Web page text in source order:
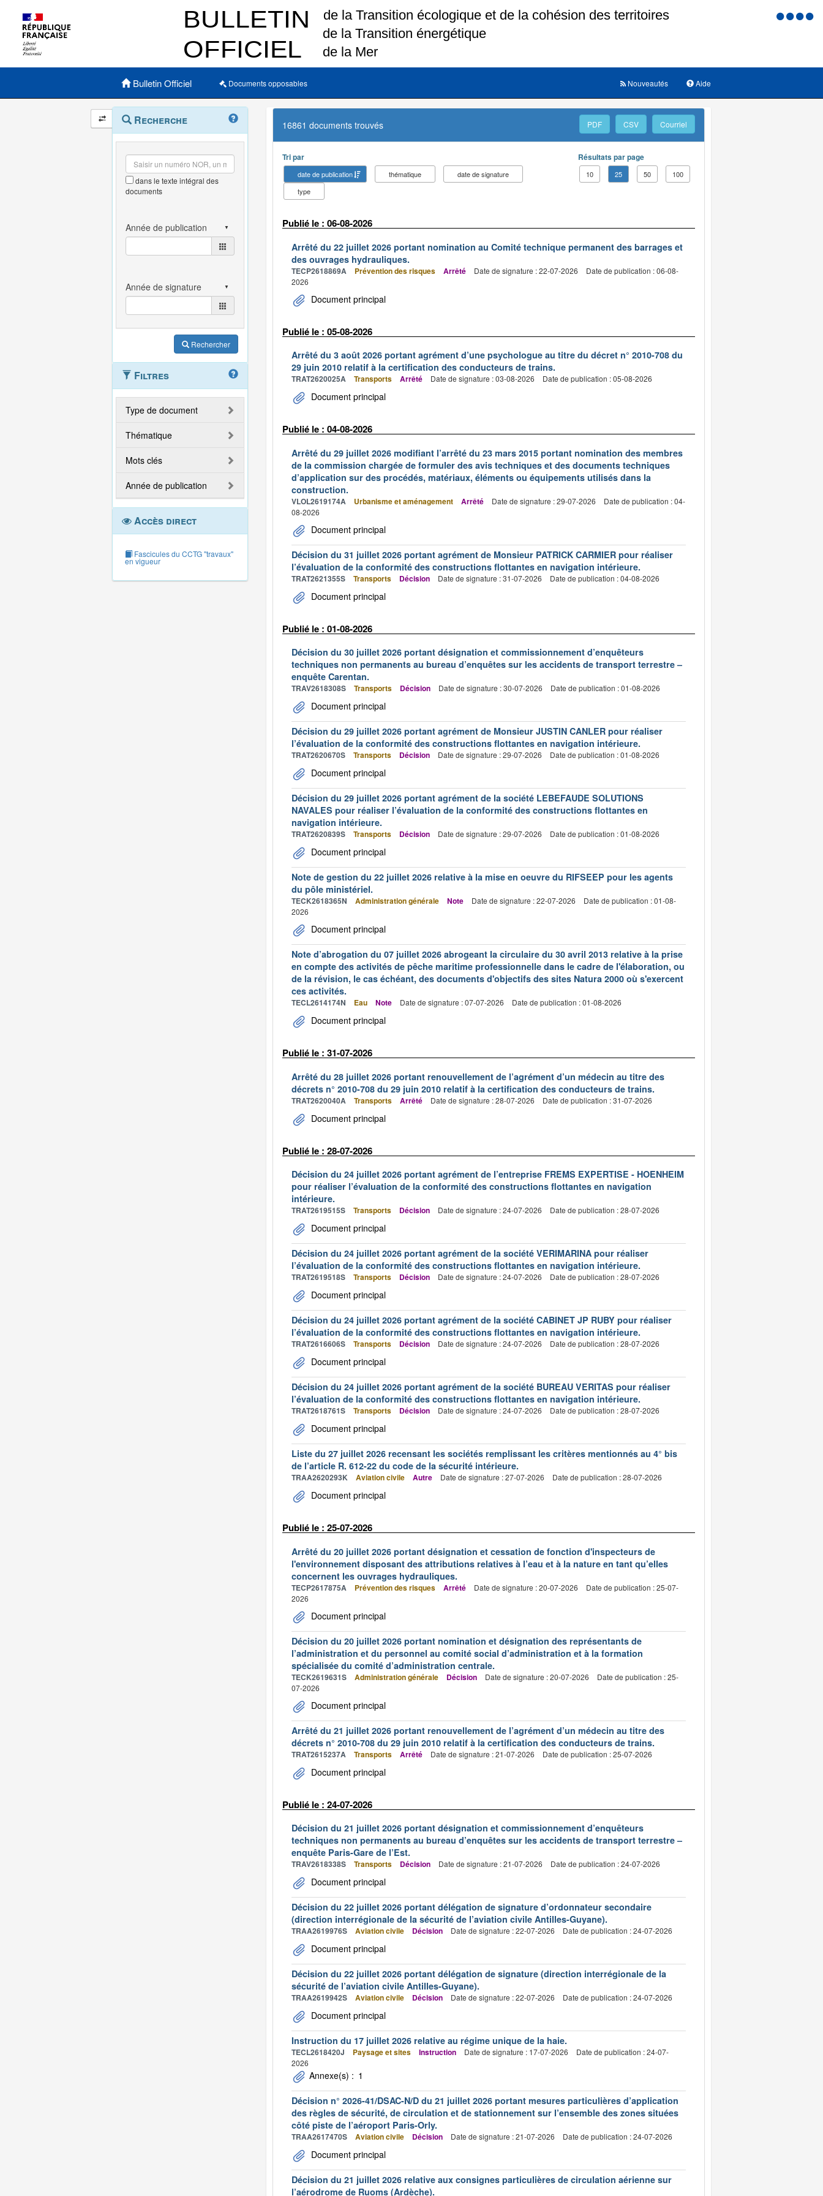
Menu
Menu principal
Bulletin Officiel Documents opposables Aide
Nouveautés
Navigation
et
outils
annexes
Menu
contextuel
Recherche
dans le texte intégral des
documents
Rechercher
Filtres
Type de document
Thématique
Mots clés
Année de publication
Accès direct
Fascicules du CCTG "travaux"
en vigueur
16861 documents trouvés PDF CSV Courriel
Tri par
date de publication thématique
date de signature
type
Résultats par page
10 25 50 100
Publié le : 06-08-2026
Arrêté du 22 juillet 2026 portant nomination au Comité technique permanent des barrages et
des ouvrages hydrauliques.
TECP2618869A Prévention des risques Arrêté Date de signature : 22-07-2026
Date de publication : 06-08-
2026
Document principal
Publié le : 05-08-2026
Arrêté du 3 août 2026 portant agrément d’une psychologue au titre du décret n° 2010-708 du
29 juin 2010 relatif à la certification des conducteurs de trains.
TRAT2620025A Transports Arrêté Date de signature : 03-08-2026 Date de publication : 05-08-2026
Document principal
Publié le : 04-08-2026
Arrêté du 29 juillet 2026 modifiant l’arrêté du 23 mars 2015 portant nomination des membres
de la commission chargée de formuler des avis techniques et des documents techniques
d’application sur des procédés, matériaux, éléments ou équipements utilisés dans la
construction.
VLOL2619174A Urbanisme et aménagement Arrêté Date de signature : 29-07-2026
Date de publication : 04-
08-2026
Document principal
Décision du 31 juillet 2026 portant agrément de Monsieur PATRICK CARMIER pour réaliser
l’évaluation de la conformité des constructions flottantes en navigation intérieure.
TRAT2621355S Transports Décision Date de signature : 31-07-2026 Date de publication : 04-08-2026
Document principal
Publié le : 01-08-2026
Décision du 30 juillet 2026 portant désignation et commissionnement d’enquêteurs
techniques non permanents au bureau d’enquêtes sur les accidents de transport terrestre –
enquête Carentan.
TRAV2618308S Transports Décision Date de signature : 30-07-2026 Date de publication : 01-08-2026
Document principal
Décision du 29 juillet 2026 portant agrément de Monsieur JUSTIN CANLER pour réaliser
l’évaluation de la conformité des constructions flottantes en navigation intérieure.
TRAT2620670S Transports Décision Date de signature : 29-07-2026 Date de publication : 01-08-2026
Document principal
Décision du 29 juillet 2026 portant agrément de la société LEBEFAUDE SOLUTIONS
NAVALES pour réaliser l’évaluation de la conformité des constructions flottantes en
navigation intérieure.
TRAT2620839S Transports Décision Date de signature : 29-07-2026 Date de publication : 01-08-2026
Document principal
Note de gestion du 22 juillet 2026 relative à la mise en oeuvre du RIFSEEP pour les agents
du pôle ministériel.
TECK2618365N Administration générale Note Date de signature : 22-07-2026
Date de publication : 01-08-
2026
Document principal
Note d’abrogation du 07 juillet 2026 abrogeant la circulaire du 30 avril 2013 relative à la prise
en compte des activités de pêche maritime professionnelle dans le cadre de l'élaboration, ou
de la révision, le cas échéant, des documents d'objectifs des sites Natura 2000 où s'exercent
ces activités.
TECL2614174N Eau Note Date de signature : 07-07-2026 Date de publication : 01-08-2026
Document principal
Publié le : 31-07-2026
Arrêté du 28 juillet 2026 portant renouvellement de l’agrément d’un médecin au titre des
décrets n° 2010-708 du 29 juin 2010 relatif à la certification des conducteurs de trains.
TRAT2620040A Transports Arrêté Date de signature : 28-07-2026 Date de publication : 31-07-2026
Document principal
Publié le : 28-07-2026
Décision du 24 juillet 2026 portant agrément de l’entreprise FREMS EXPERTISE - HOENHEIM
pour réaliser l’évaluation de la conformité des constructions flottantes en navigation
intérieure.
TRAT2619515S Transports Décision Date de signature : 24-07-2026 Date de publication : 28-07-2026
Document principal
Décision du 24 juillet 2026 portant agrément de la société VERIMARINA pour réaliser
l’évaluation de la conformité des constructions flottantes en navigation intérieure.
TRAT2619518S Transports Décision Date de signature : 24-07-2026 Date de publication : 28-07-2026
Document principal
Décision du 24 juillet 2026 portant agrément de la société CABINET JP RUBY pour réaliser
l’évaluation de la conformité des constructions flottantes en navigation intérieure.
TRAT2616606S Transports Décision Date de signature : 24-07-2026 Date de publication : 28-07-2026
Document principal
Décision du 24 juillet 2026 portant agrément de la société BUREAU VERITAS pour réaliser
l’évaluation de la conformité des constructions flottantes en navigation intérieure.
TRAT2618761S Transports Décision Date de signature : 24-07-2026 Date de publication : 28-07-2026
Document principal
Liste du 27 juillet 2026 recensant les sociétés remplissant les critères mentionnés au 4° bis
de l’article R. 612-22 du code de la sécurité intérieure.
TRAA2620293K Aviation civile Autre Date de signature : 27-07-2026 Date de publication : 28-07-2026
Document principal
Publié le : 25-07-2026
Arrêté du 20 juillet 2026 portant désignation et cessation de fonction d'inspecteurs de
l'environnement disposant des attributions relatives à l’eau et à la nature en tant qu’elles
concernent les ouvrages hydrauliques.
TECP2617875A Prévention des risques Arrêté Date de signature : 20-07-2026
Date de publication : 25-07-
2026
Document principal
Décision du 20 juillet 2026 portant nomination et désignation des représentants de
l’administration et du personnel au comité social d’administration et à la formation
spécialisée du comité d’administration centrale.
TECK2619631S Administration générale Décision Date de signature : 20-07-2026
Date de publication : 25-
07-2026
Document principal
Arrêté du 21 juillet 2026 portant renouvellement de l’agrément d’un médecin au titre des
décrets n° 2010-708 du 29 juin 2010 relatif à la certification des conducteurs de trains.
TRAT2615237A Transports Arrêté Date de signature : 21-07-2026 Date de publication : 25-07-2026
Document principal
Publié le : 24-07-2026
Décision du 21 juillet 2026 portant désignation et commissionnement d’enquêteurs
techniques non permanents au bureau d’enquêtes sur les accidents de transport terrestre –
enquête Paris-Gare de l’Est.
TRAV2618338S Transports Décision Date de signature : 21-07-2026 Date de publication : 24-07-2026
Document principal
Décision du 22 juillet 2026 portant délégation de signature d’ordonnateur secondaire
(direction interrégionale de la sécurité de l’aviation civile Antilles-Guyane).
TRAA2619976S Aviation civile Décision Date de signature : 22-07-2026 Date de publication : 24-07-2026
Document principal
Décision du 22 juillet 2026 portant délégation de signature (direction interrégionale de la
sécurité de l’aviation civile Antilles-Guyane).
TRAA2619942S Aviation civile Décision Date de signature : 22-07-2026 Date de publication : 24-07-2026
Document principal
Instruction du 17 juillet 2026 relative au régime unique de la haie.
TECL2618420J Paysage et sites Instruction Date de signature : 17-07-2026
Date de publication : 24-07-
2026
Annexe(s) : 1
Décision n° 2026-41/DSAC-N/D du 21 juillet 2026 portant mesures particulières d’application
des règles de sécurité, de circulation et de stationnement sur l’ensemble des zones situées
côté piste de l’aéroport Paris-Orly.
TRAA2617470S Aviation civile Décision Date de signature : 21-07-2026 Date de publication : 24-07-2026
Document principal
Décision du 21 juillet 2026 relative aux consignes particulières de circulation aérienne sur
l’aérodrome de Ruoms (Ardèche).